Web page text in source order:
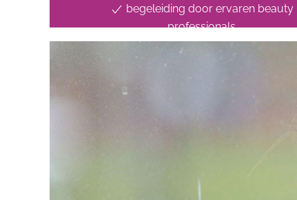
begeleiding door ervaren beauty
professionals